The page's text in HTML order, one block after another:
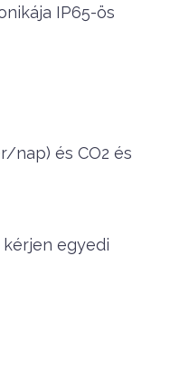
IP65-ös
nap) és CO2 és
egyedi